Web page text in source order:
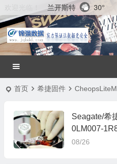
兰开斯特 30°
首页 希捷固件
Seagate/希
0LM007-
MRT全套
08/26